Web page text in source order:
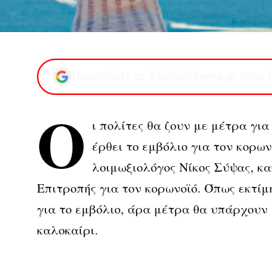
Ο ι πολίτες θα ζουν με μέτρα
έρθει το εμβόλιο για τον
λοιμωξιολόγος Νίκος Σύψας,
Επιτροπής για τον κορωνοϊό. Όπως
για το εμβόλιο, άρα μέτρα θα υπάρχουν
καλοκαίρι.